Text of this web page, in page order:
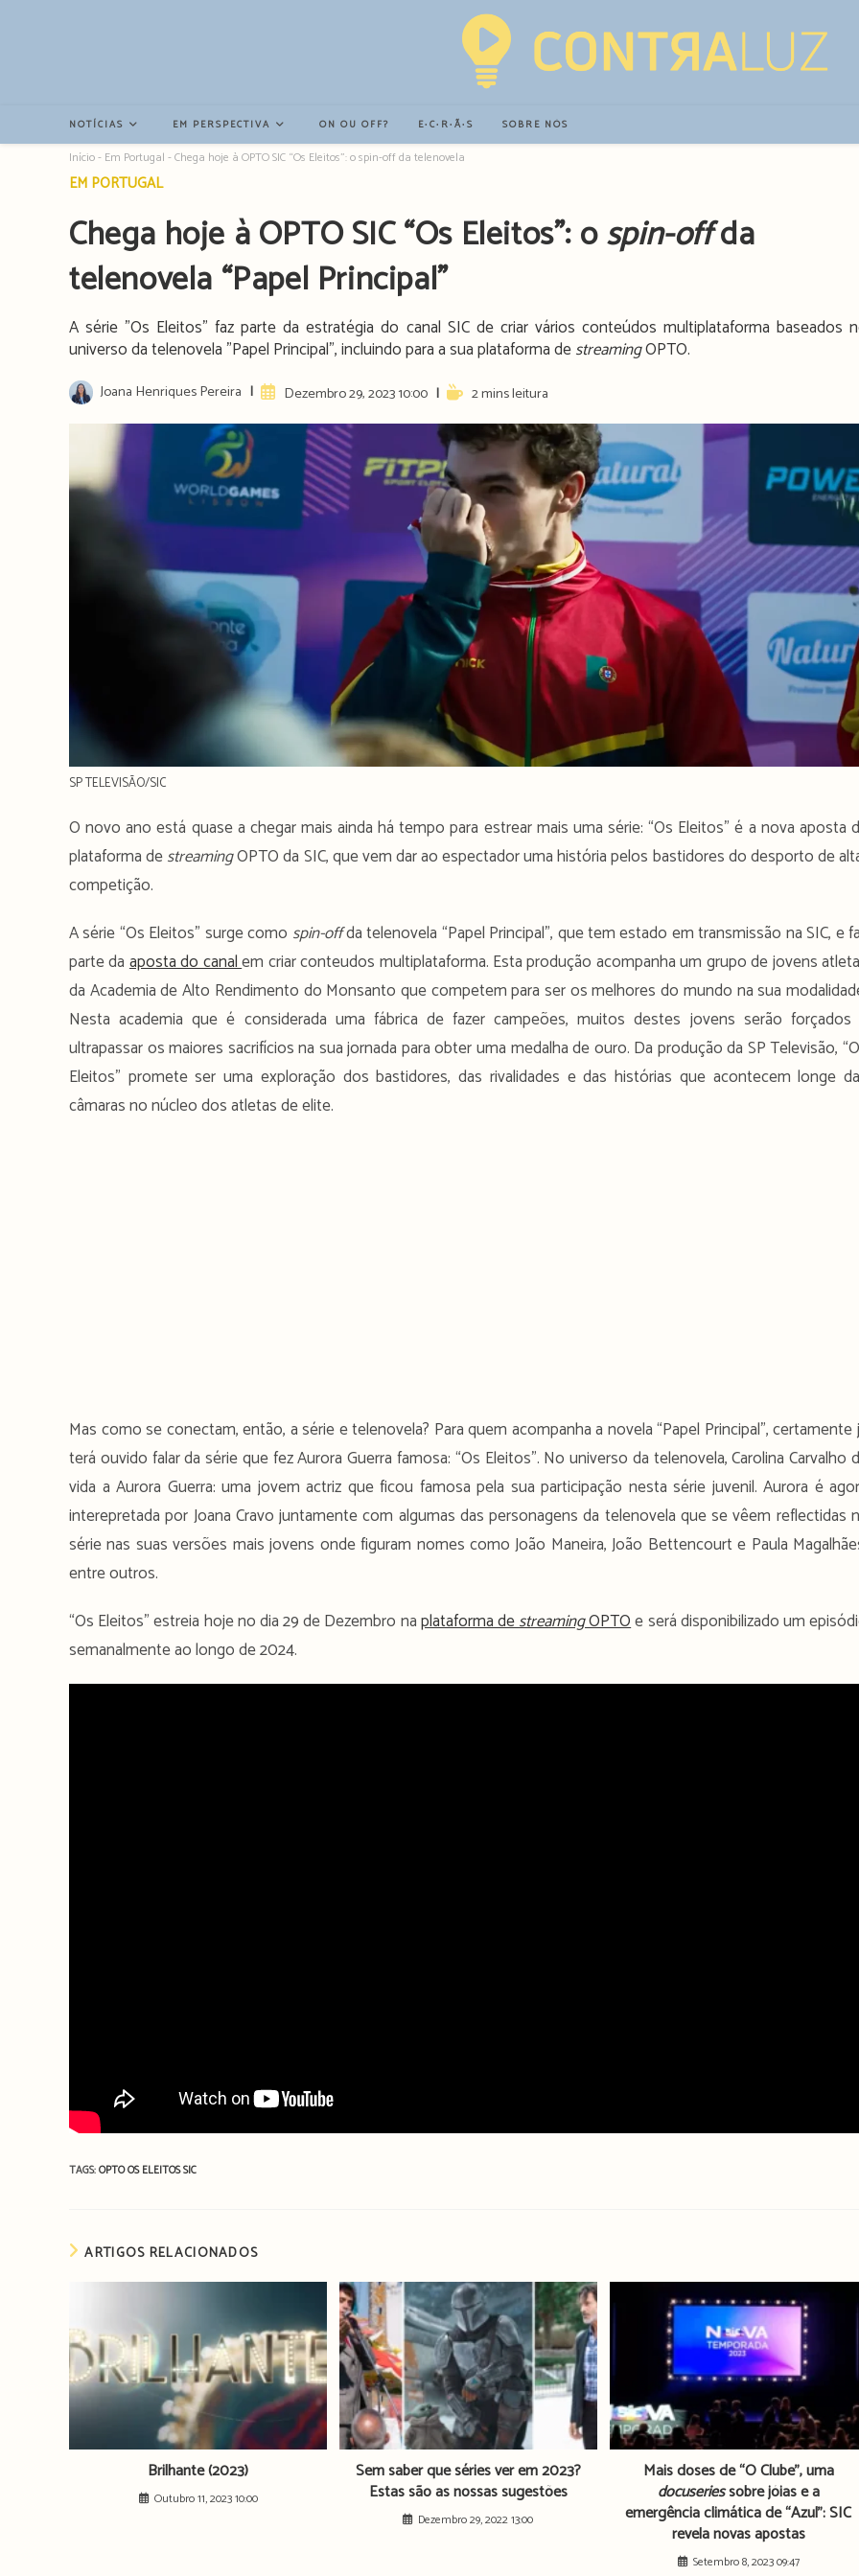
NOTÍCIAS EM PERSPECTIVA ON OU OFF? E∙C∙R∙Ã∙S SOBRE NÓS
Início- Em Portugal -Chega hoje à OPTO SIC “Os Eleitos”: o spin-off da telenovela “Papel Principal”
Post
EM PORTUGAL
Chega hoje à OPTO SIC “Os Eleitos”: ospin-offda
telenovela “Papel Principal”
A série "Os Eleitos" faz parte da estratégia do canal SIC de criar vários conteúdos multiplataforma baseados
universo da telenovela "Papel Principal", incluindo para a sua plataforma destreamingOPTO.
Post
author:
Joana Henriques Pereira
ArtigoDezembro 29, 2023 10:00
Reading2 mins leitura
SP TELEVISÃO/SIC
O novo ano está quase a chegar mais ainda há tempo para estrear mais uma série: “Os Eleitos” é a nova aposta
plataforma destreamingOPTO da SIC, que vem dar ao espectador uma história pelos bastidores do desporto de
competição.
A série “Os Eleitos” surge como spin-offda telenovela “Papel Principal”, que tem estado em transmissão na SIC, e
parte daaposta do canalem criar conteudos multiplataforma. Esta produção acompanha um grupo de jovens
da Academia de Alto Rendimento do Monsanto que competem para ser os melhores do mundo na sua
Nesta academia que é considerada uma fábrica de fazer campeões, muitos destes jovens serão forçados
ultrapassar os maiores sacrifícios na sua jornada para obter uma medalha de ouro. Da produção da SP Televisão,
Eleitos” promete ser uma exploração dos bastidores, das rivalidades e das histórias que acontecem longe
câmaras no núcleo dos atletas de elite.
Mas como se conectam, então, a série e telenovela? Para quem acompanha a novela “Papel Principal”, certamente
terá ouvido falar da série que fez Aurora Guerra famosa: “Os Eleitos”. No universo da telenovela, Carolina Carvalho
vida a Aurora Guerra: uma jovem actriz que ficou famosa pela sua participação nesta série juvenil. Aurora é
interepretada por Joana Cravo juntamente com algumas das personagens da telenovela que se vêem reflectidas
série nas suas versões mais jovens onde figuram nomes como João Maneira, João Bettencourt e Paula
entre outros.
“Os Eleitos” estreia hoje no dia 29 de Dezembro naplataforma destreamingOPTOe será disponibilizado um
semanalmente ao longo de 2024.
TAGS:OPTOOS ELEITOSSIC
ARTIGOS RELACIONADOS
Brilhante (2023)
Outubro 11, 2023 10:00
Sem saber que séries ver em 2023?
Estas são as nossas sugestões
Dezembro 29, 2022 13:00
Mais doses de “O Clube”, uma
docuseriessobre jóias e a
emergência climática de “Azul”: SIC
revela novas apostas
Setembro 8, 2023 09:47